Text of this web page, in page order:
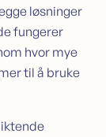
løsninger
fungerer
hvor mye
til å bruke